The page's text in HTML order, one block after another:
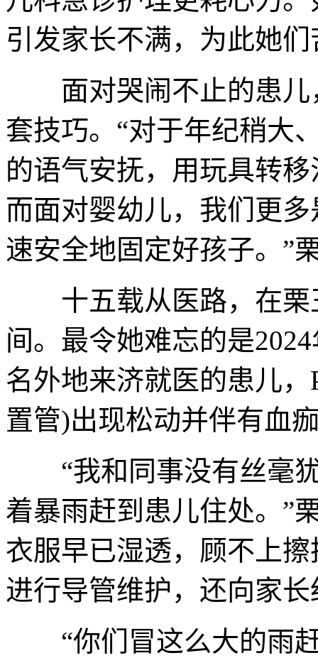
引发家长不满，为此她
面对哭闹不止的患儿
套技巧。“对于年纪稍大
的语气安抚，用玩具转
而面对婴幼儿，我们更
速安全地固定好孩子。”
十五载从医路，在栗
间。最令她难忘的是
名外地来济就医的患儿
置管)出现松动并伴有血
“我和同事没有丝毫犹
着暴雨赶到患儿住处。”
衣服早已湿透，顾不上
进行导管维护，还向家
“你们冒这么大的雨赶